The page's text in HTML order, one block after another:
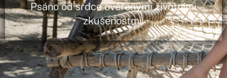
Psáno od srdce ověřenými životními
zkušenostmi.